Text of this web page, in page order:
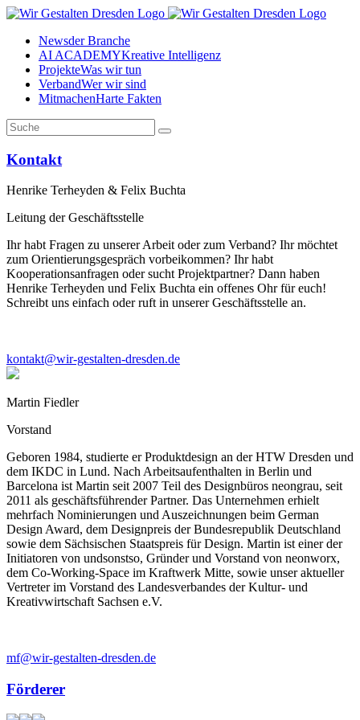
Newsder Branche
AI ACADEMYKreative Intelligenz
ProjekteWas wir tun
VerbandWer wir sind
MitmachenHarte Fakten
Kontakt
Henrike Terheyden & Felix Buchta
Leitung der Geschäftsstelle
Ihr habt Fragen zu unserer Arbeit oder zum Verband? Ihr möchtet
zum Orientierungsgespräch vorbeikommen? Ihr habt
Kooperationsanfragen oder sucht Projektpartner? Dann haben
Henrike Terheyden und Felix Buchta ein offenes Ohr für euch!
Schreibt uns einfach oder ruft in unserer Geschäftsstelle an.
kontakt@wir-gestalten-dresden.de
Martin Fiedler
Vorstand
Geboren 1984, studierte er Produktdesign an der HTW Dresden und
dem IKDC in Lund. Nach Arbeitsaufenthalten in Berlin und
Barcelona ist Martin seit 2007 Teil des Designbüros neongrau, seit
2011 als geschäftsführender Partner. Das Unternehmen erhielt
mehrfach Nominierungen und Auszeichnungen beim German
Design Award, dem Designpreis der Bundesrepublik Deutschland
sowie dem Sächsischen Staatspreis für Design. Martin ist einer der
Initiatoren von undsonstso, Gründer und Vorstand von neonworx,
dem Co-Working-Space im Kraftwerk Mitte, sowie unser aktueller
Vertreter im Vorstand des Landesverbandes der Kultur- und
Kreativwirtschaft Sachsen e.V.
mf@wir-gestalten-dresden.de
Förderer